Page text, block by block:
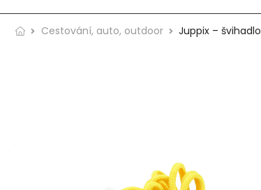
Cestování, auto, outdoor Juppix – švihadlo